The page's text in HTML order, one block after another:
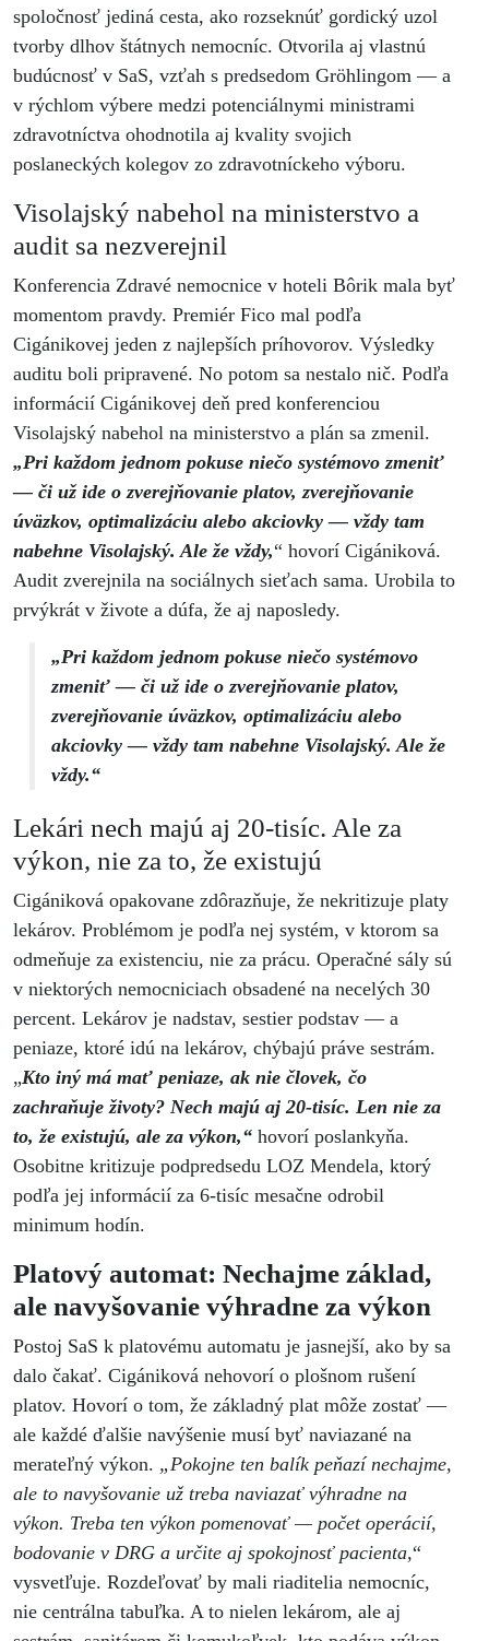
spoločnosť jediná cesta, ako rozseknúť gordický uzol
tvorby dlhov štátnych nemocníc. Otvorila aj vlastnú
budúcnosť v SaS, vzťah s predsedom Gröhlingom — a
v rýchlom výbere medzi potenciálnymi ministrami
zdravotníctva ohodnotila aj kvality svojich
poslaneckých kolegov zo zdravotníckeho výboru.
Visolajský nabehol na ministerstvo a
audit sa nezverejnil
Konferencia Zdravé nemocnice v hoteli Bôrik mala byť
momentom pravdy. Premiér Fico mal podľa
Cigánikovej jeden z najlepších príhovorov. Výsledky
auditu boli pripravené. No potom sa nestalo nič. Podľa
informácií Cigánikovej deň pred konferenciou
Visolajský nabehol na ministerstvo a plán sa zmenil.
„Pri každom jednom pokuse niečo systémovo zmeniť
— či už ide o zverejňovanie platov, zverejňovanie
úväzkov, optimalizáciu alebo akciovky — vždy tam
nabehne Visolajský. Ale že vždy,“ hovorí Cigániková.
Audit zverejnila na sociálnych sieťach sama. Urobila to
prvýkrát v živote a dúfa, že aj naposledy.
„Pri každom jednom pokuse niečo systémovo
zmeniť — či už ide o zverejňovanie platov,
zverejňovanie úväzkov, optimalizáciu alebo
akciovky — vždy tam nabehne Visolajský. Ale že
vždy.“
Lekári nech majú aj 20-tisíc. Ale za
výkon, nie za to, že existujú
Cigániková opakovane zdôrazňuje, že nekritizuje platy
lekárov. Problémom je podľa nej systém, v ktorom sa
odmeňuje za existenciu, nie za prácu. Operačné sály sú
v niektorých nemocniciach obsadené na necelých 30
percent. Lekárov je nadstav, sestier podstav — a
peniaze, ktoré idú na lekárov, chýbajú práve sestrám.
„Kto iný má mať peniaze, ak nie človek, čo
zachraňuje životy? Nech majú aj 20-tisíc. Len nie za
to, že existujú, ale za výkon,“ hovorí poslankyňa.
Osobitne kritizuje podpredsedu LOZ Mendela, ktorý
podľa jej informácií za 6-tisíc mesačne odrobil
minimum hodín.
Platový automat: Nechajme základ,
ale navyšovanie výhradne za výkon
Postoj SaS k platovému automatu je jasnejší, ako by sa
dalo čakať. Cigániková nehovorí o plošnom rušení
platov. Hovorí o tom, že základný plat môže zostať —
ale každé ďalšie navýšenie musí byť naviazané na
merateľný výkon. „Pokojne ten balík peňazí nechajme,
ale to navyšovanie už treba naviazať výhradne na
výkon. Treba ten výkon pomenovať — počet operácií,
bodovanie v DRG a určite aj spokojnosť pacienta,“
vysvetľuje. Rozdeľovať by mali riaditelia nemocníc,
nie centrálna tabuľka. A to nielen lekárom, ale aj